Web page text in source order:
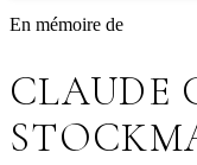
En mémoire de
CLAUDE